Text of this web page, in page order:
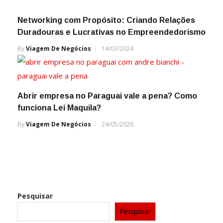
Networking com Propósito: Criando Relações
Duradouras e Lucrativas no Empreendedorismo
ByViagem De Negócios 14/03/2024
Abrir empresa no Paraguai vale a pena? Como
funciona Lei Maquila?
ByViagem De Negócios 24/05/2026
Pesquisar
Pesquisar